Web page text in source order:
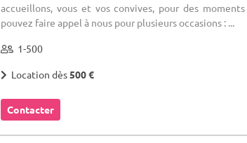
accueillons, vous et vos convives, pour des
pouvez faire appel à nous pour plusieurs occasions : ...
1-500
Location dès500 €
Contacter